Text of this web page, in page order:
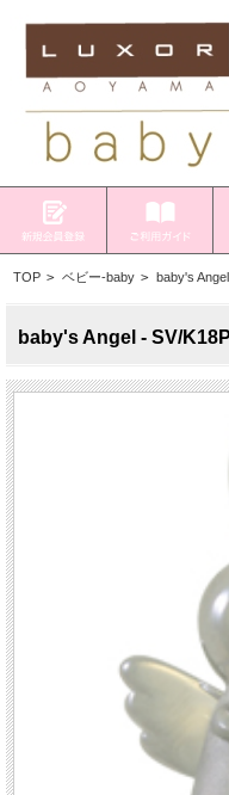
TOP > ベビー-baby > baby's Angel
baby's Angel - SV/